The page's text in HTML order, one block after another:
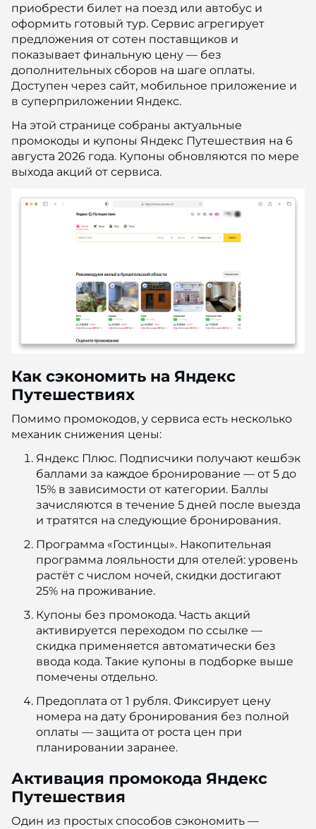
приобрести билет на поезд или автобус и
оформить готовый тур. Сервис агрегирует
предложения от сотен поставщиков и
показывает финальную цену — без
дополнительных сборов на шаге оплаты.
Доступен через сайт, мобильное приложение и
в суперприложении Яндекс.
На этой странице собраны актуальные
промокоды и купоны Яндекс Путешествия на 6
августа 2026 года. Купоны обновляются по мере
выхода акций от сервиса.
Как сэкономить на Яндекс
Путешествиях
Помимо промокодов, у сервиса есть несколько
механик снижения цены:
Яндекс Плюс. Подписчики получают кешбэк
баллами за каждое бронирование — от 5 до
15% в зависимости от категории. Баллы
зачисляются в течение 5 дней после выезда
и тратятся на следующие бронирования.
Программа «Гостинцы». Накопительная
программа лояльности для отелей: уровень
растёт с числом ночей, скидки достигают
25% на проживание.
Купоны без промокода. Часть акций
активируется переходом по ссылке —
скидка применяется автоматически без
ввода кода. Такие купоны в подборке выше
помечены отдельно.
Предоплата от 1 рубля. Фиксирует цену
номера на дату бронирования без полной
оплаты — защита от роста цен при
планировании заранее.
Активация промокода Яндекс
Путешествия
Один из простых способов сэкономить —